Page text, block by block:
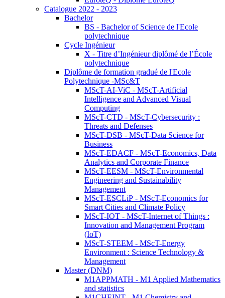
Catalogue 2022 - 2023
Bachelor
BS - Bachelor of Science de l'Ecole
polytechnique
Cycle Ingénieur
X - Titre d’Ingénieur diplômé de l’École
polytechnique
Diplôme de formation gradué de l'Ecole
Polytechnique -MSc&T
MScT-AI-ViC - MScT-Artificial
Intelligence and Advanced Visual
Computing
MScT-CTD - MScT-Cybersecurity :
Threats and Defenses
MScT-DSB - MScT-Data Science for
Business
MScT-EDACF - MScT-Economics, Data
Analytics and Corporate Finance
MScT-EESM - MScT-Environmental
Engineering and Sustainability
Management
MScT-ESCLiP - MScT-Economics for
Smart Cities and Climate Policy
MScT-IOT - MScT-Internet of Things :
Innovation and Management Program
(IoT)
MScT-STEEM - MScT-Energy
Environment : Science Technology &
Management
Master (DNM)
M1APPMATH - M1 Applied Mathematics
and statistics